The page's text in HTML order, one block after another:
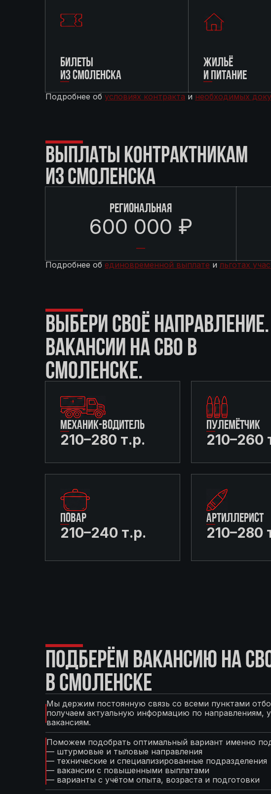
БИЛЕТЫ
ИЗ СМОЛЕНСКА
ЖИЛЬЁ
И ПИТАНИЕ
Подробнее об условиях контракта и необходимых
ВЫПЛАТЫ КОНТРАКТНИКАМ
ИЗ СМОЛЕНСКА
РЕГИОНАЛЬНАЯ
600 000 ₽
Подробнее об единовременной выплате и льготах
ВЫБЕРИ СВОЁ НАПРАВЛЕНИЕ.
ВАКАНСИИ НА СВО В
СМОЛЕНСКЕ.
МЕХАНИК-ВОДИТЕЛЬ
210–280 т.р.
ПУЛЕМЁТЧИК
210–260
ПОВАР
210–240 т.р.
АРТИЛЛЕРИСТ
210–280
ПОДБЕРЁМ ВАКАНСИЮ НА
В СМОЛЕНСКЕ
Мы держим постоянную связь со всеми пунктами
получаем актуальную информацию по направлениям,
вакансиям.
Поможем подобрать оптимальный вариант именно
— штурмовые и тыловые направления
— технические и специализированные подразделения
— вакансии с повышенными выплатами
— варианты с учётом опыта, возраста и подготовки